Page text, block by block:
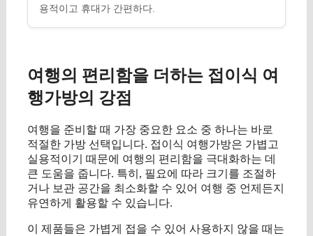
용적이고 휴대가 간편하다.
여행의 편리함을 더하는 접이식 여
행가방의 강점
여행을 준비할 때 가장 중요한 요소 중 하나는 바로
적절한 가방 선택입니다. 접이식 여행가방은 가볍고
실용적이기 때문에 여행의 편리함을 극대화하는 데
큰 도움을 줍니다. 특히, 필요에 따라 크기를 조절하
거나 보관 공간을 최소화할 수 있어 여행 중 언제든지
유연하게 활용할 수 있습니다.
이 제품들은 가볍게 접을 수 있어 사용하지 않을 때는